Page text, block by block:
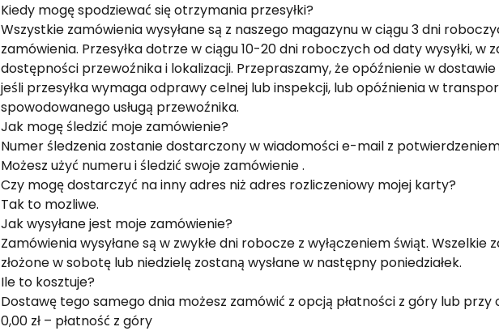
Kiedy mogę spodziewać się otrzymania przesyłki?
Wszystkie zamówienia wysyłane są z naszego magazynu w ciągu 3 dni
zamówienia. Przesyłka dotrze w ciągu 10-20 dni roboczych od daty wysyłki, w
dostępności przewoźnika i lokalizacji. Przepraszamy, że opóźnienie w
jeśli przesyłka wymaga odprawy celnej lub inspekcji, lub opóźnienia w
spowodowanego usługą przewoźnika.
Jak mogę śledzić moje zamówienie?
Numer śledzenia zostanie dostarczony w wiadomości e-mail z potwierdzeniem
Możesz użyć numeru i śledzić swoje zamówienie .
Czy mogę dostarczyć na inny adres niż adres rozliczeniowy mojej karty?
Tak to mozliwe.
Jak wysyłane jest moje zamówienie?
Zamówienia wysyłane są w zwykłe dni robocze z wyłączeniem świąt. Wszelkie
złożone w sobotę lub niedzielę zostaną wysłane w następny poniedziałek.
Ile to kosztuje?
Dostawę tego samego dnia możesz zamówić z opcją płatności z góry lub przy
0,00 zł – płatność z góry